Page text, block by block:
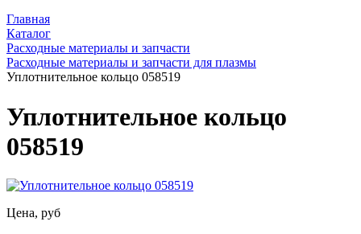
Главная
Каталог
Расходные материалы и запчасти
Расходные материалы и запчасти для плазмы
Уплотнительное кольцо 058519
Уплотнительное кольцо
058519
Цена, руб